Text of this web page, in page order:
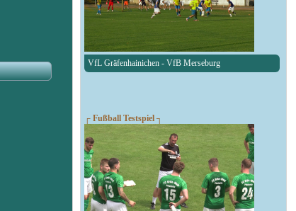
VfL Gräfenhainichen - VfB Merseburg
┌ Fußball Testspiel ┐